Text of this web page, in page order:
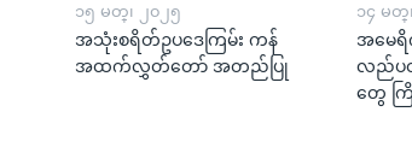
၁၅ မတ္၊ ၂၀၂၅
အသုံးစရိတ်ဥပဒေကြမ်း ကန်
အထက်လွှတ်တော် အတည်ပြု
၁၄ မတ္
အမေ
လည်ပ
တွေ ကြို